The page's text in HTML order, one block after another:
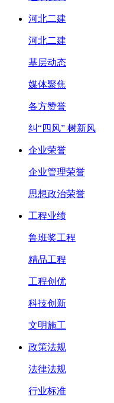
河北二建
河北二建
基层动态
媒体聚焦
各方赞誉
纠“四风” 树新风
企业荣誉
企业管理荣誉
思想政治荣誉
工程业绩
鲁班奖工程
精品工程
工程创优
科技创新
文明施工
政策法规
法律法规
行业标准